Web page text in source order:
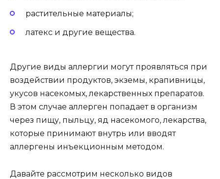
растительные материалы;
латекс и другие вещества.
Другие виды аллергии могут проявляться при
воздействии продуктов, экземы, крапивницы,
укусов насекомых, лекарственных препаратов.
В этом случае аллерген попадает в организм
через пищу, пыльцу, яд насекомого, лекарства,
которые принимают внутрь или вводят
аллергены инъекционным методом.
Давайте рассмотрим несколько видов